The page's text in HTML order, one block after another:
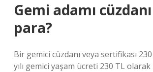
Gemi adamı
para?
Bir gemici cüzdanı veya sertifikası
yılı gemici yaşam ücreti 230 TL